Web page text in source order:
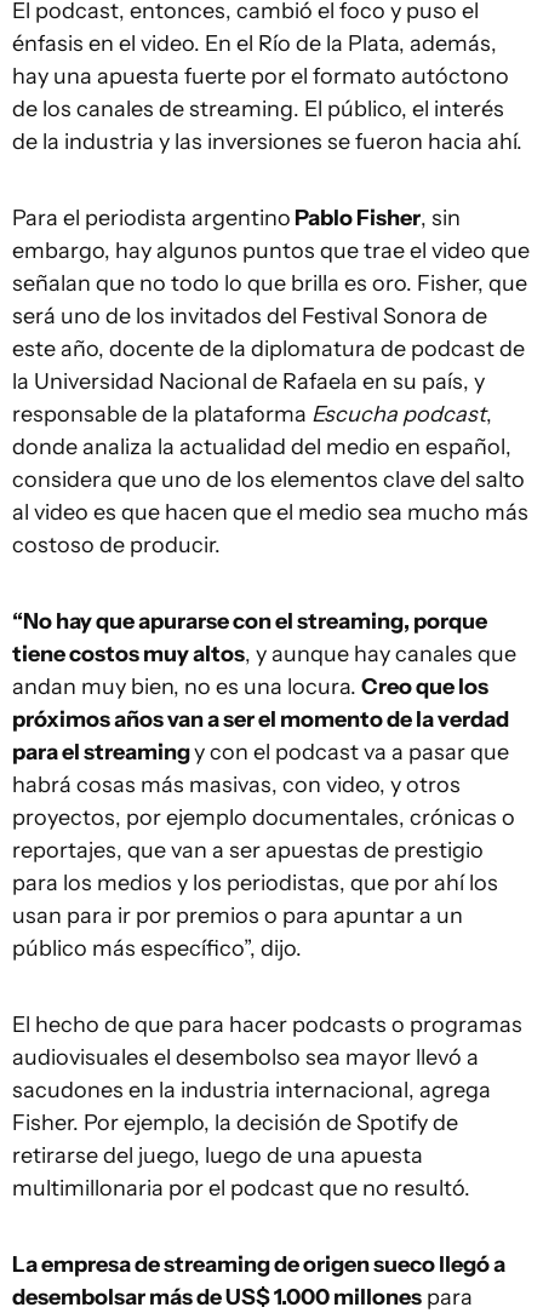
El podcast, entonces, cambió el foco y puso el
énfasis en el video. En el Río de la Plata, además,
hay una apuesta fuerte por el formato autóctono
de los canales de streaming. El público, el interés
de la industria y las inversiones se fueron hacia ahí.
Para el periodista argentino Pablo Fisher, sin
embargo, hay algunos puntos que trae el video que
señalan que no todo lo que brilla es oro. Fisher, que
será uno de los invitados del Festival Sonora de
este año, docente de la diplomatura de podcast de
la Universidad Nacional de Rafaela en su país, y
responsable de la plataforma Escucha podcast,
donde analiza la actualidad del medio en español,
considera que uno de los elementos clave del salto
al video es que hacen que el medio sea mucho más
costoso de producir.
“No hay que apurarse con el streaming, porque
tiene costos muy altos, y aunque hay canales que
andan muy bien, no es una locura. Creo que los
próximos años van a ser el momento de la verdad
para el streamingy con el podcast va a pasar que
habrá cosas más masivas, con video, y otros
proyectos, por ejemplo documentales, crónicas o
reportajes, que van a ser apuestas de prestigio
para los medios y los periodistas, que por ahí los
usan para ir por premios o para apuntar a un
público más específico”, dijo.
El hecho de que para hacer podcasts o programas
audiovisuales el desembolso sea mayor llevó a
sacudones en la industria internacional, agrega
Fisher. Por ejemplo, la decisión de Spotify de
retirarse del juego, luego de una apuesta
multimillonaria por el podcast que no resultó.
La empresa de streaming de origen sueco llegó a
desembolsar más de US$ 1.000 millones para